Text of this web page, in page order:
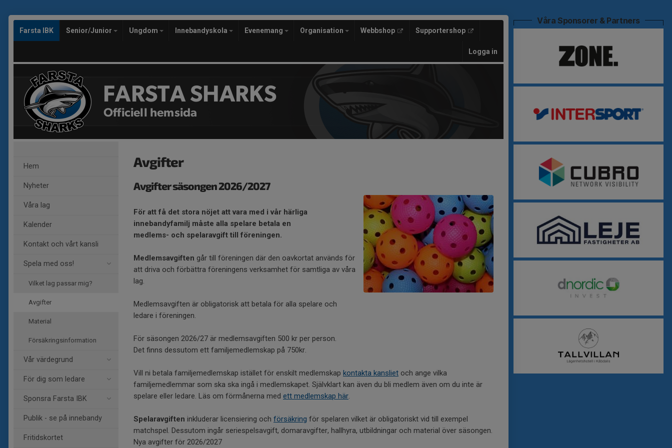
Farsta IBK Senior/Junior Ungdom Innebandyskola Evenemang Organisation Webbshop Supportershop
Logga in
FARSTA SHARKS
Officiell hemsida
Hem
Nyheter
Våra lag
Kalender
Kontakt och vårt kansli
Spela med oss!
Vilket lag passar mig?
Avgifter
Material
Försäkringsinformation
Vår värdegrund
För dig som ledare
Sponsra Farsta IBK
Publik - se på innebandy
Fritidskortet
Avgifter
Avgifter säsongen 2026/2027
För att få det stora nöjet att vara med i vår härliga
innebandyfamilj måste alla spelare betala en
medlems- och spelaravgift till föreningen.
Medlemsavgiften går till föreningen där den oavkortat används för
att driva och förbättra föreningens verksamhet för samtliga av våra
lag.
Medlemsavgiften är obligatorisk att betala för alla spelare och
ledare i föreningen.
För säsongen 2026/27 är medlemsavgiften 500 kr per person.
Det finns dessutom ett familjemedlemskap på 750kr.
Vill ni betala familjemedlemskap istället för enskilt medlemskap kontakta kansliet och ange vilka
familjemedlemmar som ska ska ingå i medlemskapet. Självklart kan även du bli medlem även om du inte är
spelare eller ledare. Läs om förmånerna med ett medlemskap här.
Spelaravgiften inkluderar licensiering och försäkring för spelaren vilket är obligatoriskt vid till exempel
matchspel. Dessutom ingår seriespelsavgift, domaravgifter, hallhyra, utbildningar och material över säsongen.
Nya avgifter för 2026/2027
Våra Sponsorer & Partners